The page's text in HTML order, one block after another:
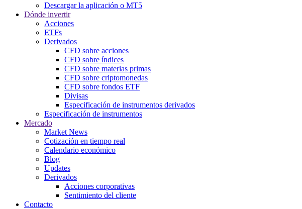
Descargar la aplicación o MT5
Dónde invertir
Acciones
ETFs
Derivados
CFD sobre acciones
CFD sobre índices
CFD sobre materias primas
CFD sobre criptomonedas
CFD sobre fondos ETF
Divisas
Especificación de instrumentos derivados
Especificación de instrumentos
Mercado
Market News
Cotización en tiempo real
Calendario económico
Blog
Updates
Derivados
Acciones corporativas
Sentimiento del cliente
Contacto